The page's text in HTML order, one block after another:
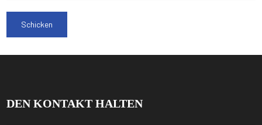
DEN KONTAKT HALTEN